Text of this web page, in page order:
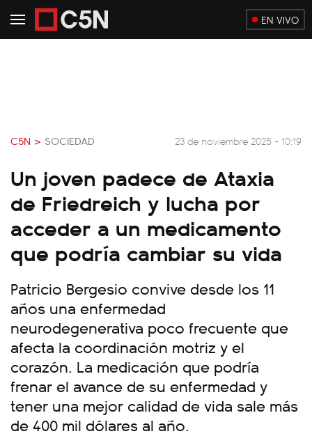
EN VIVO
C5N > SOCIEDAD 23 de noviembre 2025 - 10:19
Un joven padece de Ataxia
de Friedreich y lucha por
acceder a un medicamento
que podría cambiar su vida
Patricio Bergesio convive desde los 11
años una enfermedad
neurodegenerativa poco frecuente que
afecta la coordinación motriz y el
corazón. La medicación que podría
frenar el avance de su enfermedad y
tener una mejor calidad de vida sale más
de 400 mil dólares al año.